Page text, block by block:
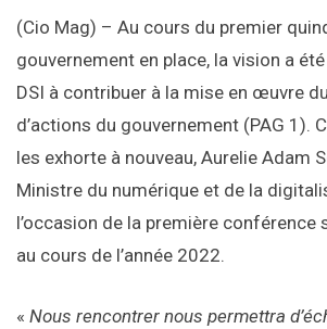
(Cio Mag) – Au cours du premier
gouvernement en place, la vision a
DSI à contribuer à la mise en œuvre
d’actions du gouvernement (PAG 1).
les exhorte à nouveau, Aurelie Adam
Ministre du numérique et de la
l’occasion de la première conférence
au cours de l’année 2022.
« Nous rencontrer nous permettra